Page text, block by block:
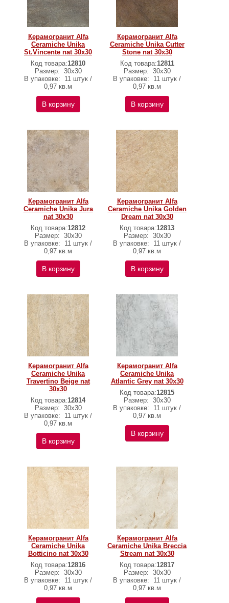
Керамогранит Alfa
Ceramiche Unika
St.Vincente nat 30х30
Код товара:12810
Размер: 30х30
В упаковке:
11 штук /
0,97 кв.м
В корзину
Керамогранит Alfa
Ceramiche Unika Cutter
Stone nat 30х30
Код товара:12811
Размер: 30х30
В упаковке:
11 штук /
0,97 кв.м
В корзину
Керамогранит Alfa
Ceramiche Unika Jura
nat 30х30
Код товара:12812
Размер: 30х30
В упаковке:
11 штук /
0,97 кв.м
В корзину
Керамогранит Alfa
Ceramiche Unika Golden
Dream nat 30х30
Код товара:12813
Размер: 30х30
В упаковке:
11 штук /
0,97 кв.м
В корзину
Керамогранит Alfa
Ceramiche Unika
Travertino Beige nat
30х30
Код товара:12814
Размер: 30х30
В упаковке:
11 штук /
0,97 кв.м
В корзину
Керамогранит Alfa
Ceramiche Unika
Atlantic Grey nat 30х30
Код товара:12815
Размер: 30х30
В упаковке:
11 штук /
0,97 кв.м
В корзину
Керамогранит Alfa
Ceramiche Unika
Botticino nat 30х30
Код товара:12816
Размер: 30х30
В упаковке:
11 штук /
0,97 кв.м
Керамогранит Alfa
Ceramiche Unika Breccia
Stream nat 30х30
Код товара:12817
Размер: 30х30
В упаковке:
11 штук /
0,97 кв.м